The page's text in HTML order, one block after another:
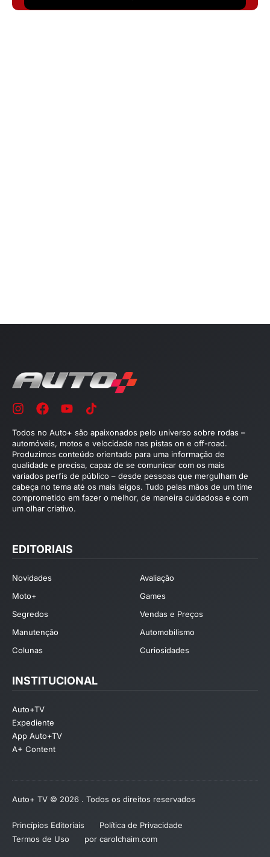
Todos no Auto+ são apaixonados pelo universo sobre rodas –
automóveis, motos e velocidade nas pistas on e off-road.
Produzimos conteúdo orientado para uma informação de
qualidade e precisa, capaz de se comunicar com os mais
variados perfis de público – desde pessoas que mergulham de
cabeça no tema até os mais leigos. Tudo pelas mãos de um time
comprometido em fazer o melhor, de maneira cuidadosa e com
um olhar criativo.
EDITORIAIS
Novidades
Avaliação
Moto+
Games
Segredos
Vendas e Preços
Manutenção
Automobilismo
Colunas
Curiosidades
INSTITUCIONAL
Auto+TV
Expediente
App Auto+TV
A+ Content
Auto+ TV © 2026 . Todos os direitos reservados
Princípios Editoriais
Política de Privacidade
Termos de Uso
por carolchaim.com